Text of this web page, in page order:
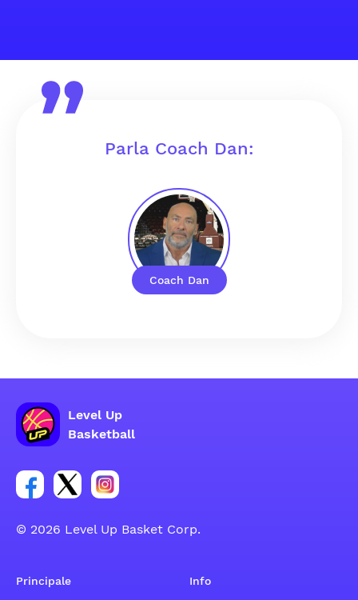
Coach Dan
Parla Coach Dan:
Level Up
Basketball
Link per il gruppo social dell'account Facebook
Link per il gruppo social dell'account Tweeter
Link per il gruppo social dell'account
© 2026 Level Up Basket Corp.
Principale Info